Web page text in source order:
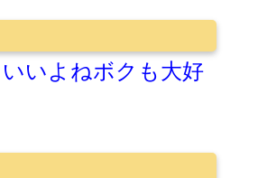
いよねボクも大好